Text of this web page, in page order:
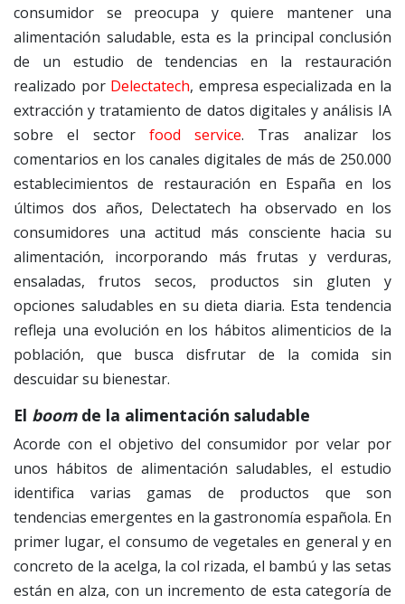
consumidor se preocupa y quiere mantener una
alimentación saludable, esta es la principal conclusión
de un estudio de tendencias en la restauración
realizado por Delectatech, empresa especializada en la
extracción y tratamiento de datos digitales y análisis IA
sobre el sector food service. Tras analizar los
comentarios en los canales digitales de más de 250.000
establecimientos de restauración en España en los
últimos dos años, Delectatech ha observado en los
consumidores una actitud más consciente hacia su
alimentación, incorporando más frutas y verduras,
ensaladas, frutos secos, productos sin gluten y
opciones saludables en su dieta diaria. Esta tendencia
refleja una evolución en los hábitos alimenticios de la
población, que busca disfrutar de la comida sin
descuidar su bienestar.
El boomde la alimentación saludable
Acorde con el objetivo del consumidor por velar por
unos hábitos de alimentación saludables, el estudio
identifica varias gamas de productos que son
tendencias emergentes en la gastronomía española. En
primer lugar, el consumo de vegetales en general y en
concreto de la acelga, la col rizada, el bambú y las setas
están en alza, con un incremento de esta categoría de